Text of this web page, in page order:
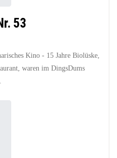
53
Kino - 15 Jahre Biolüske,
waren im DingsDums